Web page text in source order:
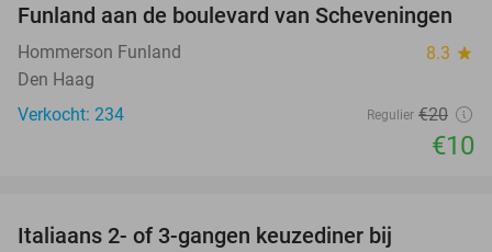
Funland aan de boulevard van Scheveningen
Hommerson Funland 8.3 star
Den Haag
Verkocht: 234
Regulier €20
€10
Italiaans 2- of 3-gangen keuzediner bij